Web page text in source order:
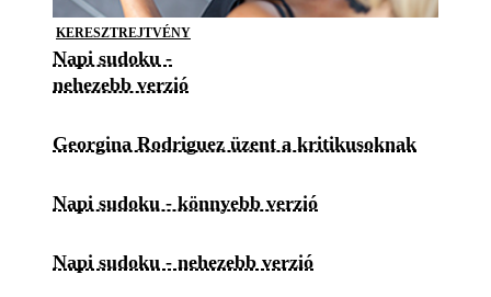
KERESZTREJTVÉNY
Napi sudoku -
nehezebb verzió
Georgina Rodriguez üzent a kritikusoknak
Napi sudoku - könnyebb verzió
Napi sudoku - nehezebb verzió